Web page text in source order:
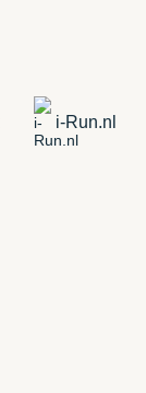
i-Run.nl